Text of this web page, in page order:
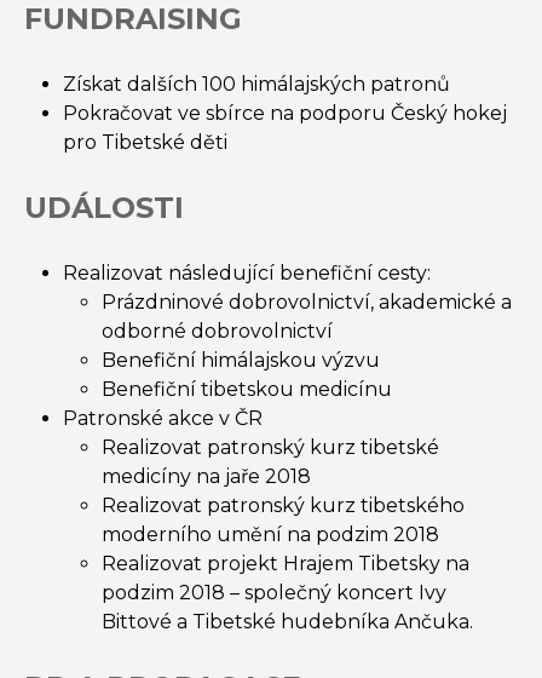
FUNDRAISING
Získat dalších 100 himálajských patronů
Pokračovat ve sbírce na podporu Český hokej
pro Tibetské děti
UDÁLOSTI
Realizovat následující benefiční cesty:
Prázdninové dobrovolnictví, akademické a
odborné dobrovolnictví
Benefiční himálajskou výzvu
Benefiční tibetskou medicínu
Patronské akce v ČR
Realizovat patronský kurz tibetské
medicíny na jaře 2018
Realizovat patronský kurz tibetského
moderního umění na podzim 2018
Realizovat projekt Hrajem Tibetsky na
podzim 2018 – společný koncert Ivy
Bittové a Tibetské hudebníka Ančuka.